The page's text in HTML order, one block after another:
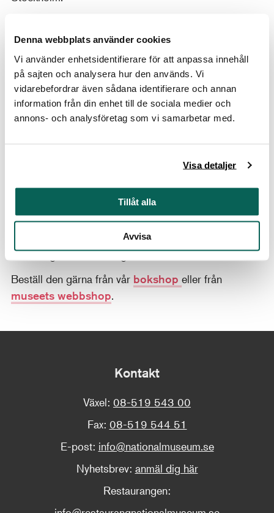
Denna webbplats använder cookies
Vi använder enhetsidentifierare för att anpassa innehåll
på sajten och analysera hur den används. Vi
vidarebefordrar även sådana identifierare och annan
information från din enhet till de sociala medier och
annons- och analysföretag som vi samarbetar med.
Visa detaljer
Tillåt alla
Avvisa
Utställningskatalog
I samband med utställningen gav Nationalmuseum ut
en rikt illustrerad publikation med svensk och engelsk
text. I den skriver utställningens kuratorer Helena
Kåberg och Denise Hagströmer om migration och
kulturdiplomati, Bobbye Tigerman och Monica
Patrik Steorn belyser svenskt mode i USA under
1960-talet, Glenn Adamson skriver om
hantverksutbyten mellan USA och Norden och Kjetil
Fallan om när design utvecklade ett samvete. Övriga
medverkande författare är Maija Koskinen, Jørn
Guldberg och Lars Bang Larsen.
Beställ den gärna från vår bokshopeller från
museets webbshop.
Kontakt
Växel: 08-519 543 00
Fax: 08-519 544 51
E-post: info@nationalmuseum.se
Nyhetsbrev: anmäl dig här
Restaurangen: